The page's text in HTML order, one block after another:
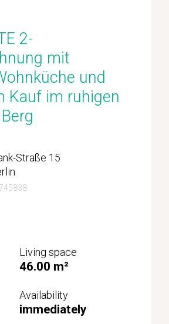
2-
mit
und
Kauf im ruhigen
Straße 15
Living space
46.00 m²
Availability
immediately